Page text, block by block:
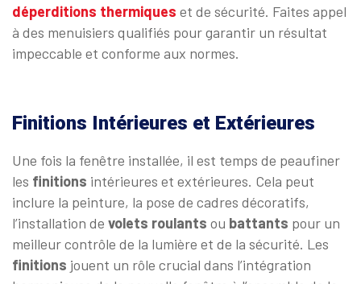
déperditions thermiques et de sécurité. Faites appel
à des menuisiers qualifiés pour garantir un résultat
impeccable et conforme aux normes.
Finitions Intérieures et Extérieures
Une fois la fenêtre installée, il est temps de peaufiner
les finitions intérieures et extérieures. Cela peut
inclure la peinture, la pose de cadres décoratifs,
l’installation de volets roulants ou battants pour un
meilleur contrôle de la lumière et de la sécurité. Les
finitions jouent un rôle crucial dans l’intégration